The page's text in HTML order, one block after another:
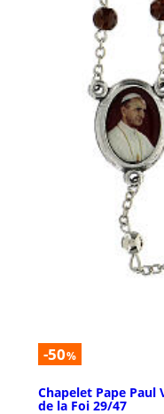
-50%
Chapelet Pape
de la Foi 29/47